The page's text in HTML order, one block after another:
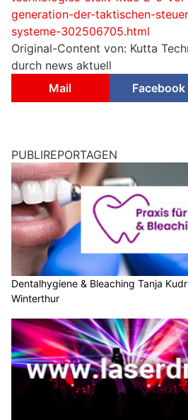
generation-der-taktischen-
systeme-302506705.html
Original-Content von: Kutta
durch news aktuell
Mail
Facebook
PUBLIREPORTAGEN
Dentalhygiene & Bleaching Tanja
Winterthur